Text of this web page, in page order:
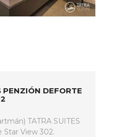
PENZIÓN DEFORTE
TATRA SUITES
View 302.